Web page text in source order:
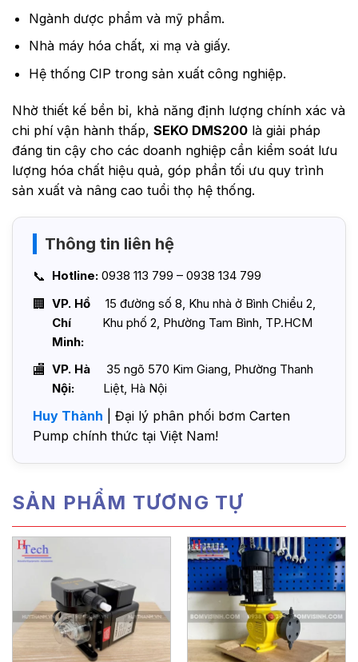
Ngành dược phẩm và mỹ phẩm.
Nhà máy hóa chất, xi mạ và giấy.
Hệ thống CIP trong sản xuất công nghiệp.
Nhờ thiết kế bền bỉ, khả năng định lượng chính xác và
chi phí vận hành thấp, SEKO DMS200 là giải pháp
đáng tin cậy cho các doanh nghiệp cần kiểm soát lưu
lượng hóa chất hiệu quả, góp phần tối ưu quy trình
sản xuất và nâng cao tuổi thọ hệ thống.
Thông tin liên hệ
Hotline: 0938 113 799 – 0938 134 799
VP. Hồ
Chí
Minh:
15 đường số 8, Khu nhà ở Bình Chiểu 2,
Khu phố 2, Phường Tam Bình, TP.HCM
VP. Hà
Nội:
35 ngõ 570 Kim Giang, Phường Thanh
Liệt, Hà Nội
Huy Thành | Đại lý phân phối bơm Carten
Pump chính thức tại Việt Nam!
SẢN PHẨM TƯƠNG TỰ